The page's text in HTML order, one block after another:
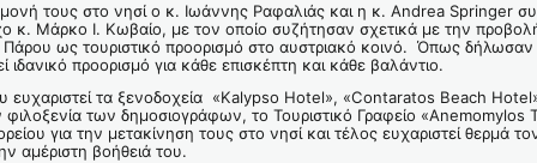
τους στο νησί ο κ. Ιωάννης Ραφαλιάς και η κ. Andrea Springer
κ. Μάρκο Ι. Κωβαίο, με τον οποίο συζήτησαν σχετικά με την
ως τουριστικό προορισμό στο αυστριακό κοινό. Όπως δήλωσαν
ιδανικό προορισμό για κάθε επισκέπτη και κάθε βαλάντιο.
τα ξενοδοχεία «Kalypso Hotel», «Contaratos Beach
των δημοσιογράφων, το Τουριστικό Γραφείο «Anemomylos
για την μετακίνηση τους στο νησί και τέλος ευχαριστεί θερμά
αμέριστη βοήθειά του.